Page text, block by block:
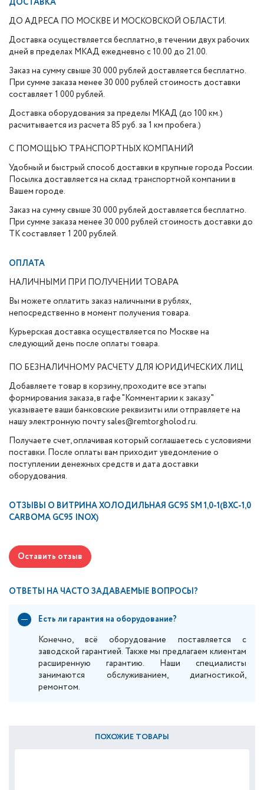
ДОСТАВКА
ДО АДРЕСА ПО МОСКВЕ И МОСКОВСКОЙ ОБЛАСТИ.
Доставка осуществляется бесплатно, в течении двух рабочих
дней в пределах МКАД ежедневно с 10.00 до 21.00.
Заказ на сумму свыше 30 000 рублей доставляется бесплатно.
При сумме заказа менее 30 000 рублей стоимость доставки
составляет 1 000 рублей.
Доставка оборудования за пределы МКАД (до 100 км.)
расчитывается из расчета 85 руб. за 1 км пробега.)
С ПОМОЩЬЮ ТРАНСПОРТНЫХ КОМПАНИЙ
Удобный и быстрый способ доставки в крупные города России.
Посылка доставляется на склад транспортной компании в
Вашем городе.
Заказ на сумму свыше 30 000 рублей доставляется бесплатно.
При сумме заказа менее 30 000 рублей стоимость доставки до
ТК составляет 1 200 рублей.
ОПЛАТА
НАЛИЧНЫМИ ПРИ ПОЛУЧЕНИИ ТОВАРА
Вы можете оплатить заказ наличными в рублях,
непосредственно в момент получения товара.
Курьерская доставка осуществляется по Москве на
следующий день после оплаты товара.
ПО БЕЗНАЛИЧНОМУ РАСЧЕТУ ДЛЯ ЮРИДИЧЕСКИХ ЛИЦ
Добавляете товар в корзину, проходите все этапы
формирования заказа, в гафе "Комментарии к заказу"
указываете ваши банковские реквизиты или отправляете на
нашу электронную почту sales@remtorgholod.ru.
Получаете счет, оплачивая который соглашаетесь с условиями
поставки. После оплаты вам приходит уведомление о
поступлении денежных средств и дата доставки
оборудования.
ОТЗЫВЫ О ВИТРИНА ХОЛОДИЛЬНАЯ GC95 SM 1,0-1(ВХС-1,0
CARBOMA GC95 INOX)
Оставить отзыв
ОТВЕТЫ НА ЧАСТО ЗАДАВАЕМЫЕ ВОПРОСЫ?
Есть ли гарантия на оборудование?
Конечно, всё оборудование поставляется с
заводской гарантией. Также мы предлагаем клиентам
расширенную гарантию. Наши специалисты
занимаются обслуживанием, диагностикой,
ремонтом.
ПОХОЖИЕ ТОВАРЫ